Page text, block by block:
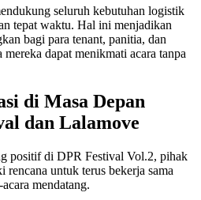
seluruh kebutuhan logistik
tepat waktu. Hal ini menjadikan
bagi para tenant, panitia, dan
dapat menikmati acara tanpa
di Masa Depan
dan Lalamove
positif di DPR Festival Vol.2, pihak
rencana untuk terus bekerja sama
mendatang.